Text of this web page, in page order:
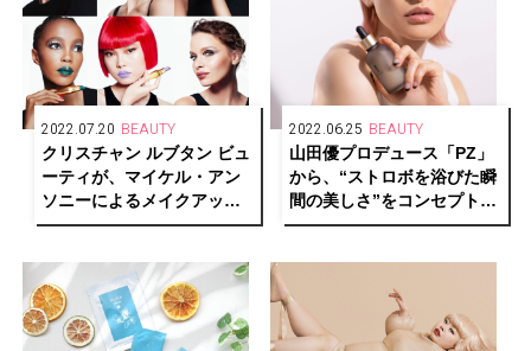
2022.07.20 BEAUTY
クリスチャン ルブタン ビュ
ーティが、マイケル・アン
ソニーによるメイクアップ
ルック「ルビルックス」を
2022.06.25 BEAUTY
山田優プロデュース「PZ」
から、“ストロボを浴びた瞬
間の美しさ”をコンセプトに
したマルチオイルセラムが